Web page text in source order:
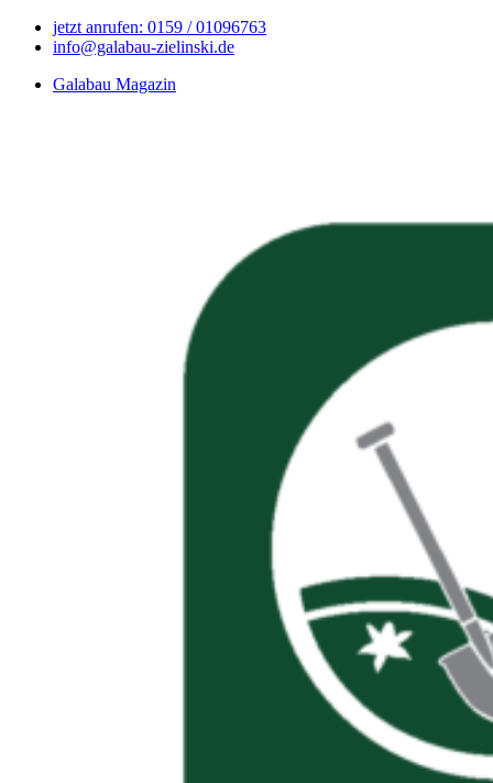
jetzt anrufen: 0159 / 01096763
info@galabau-zielinski.de
Galabau Magazin